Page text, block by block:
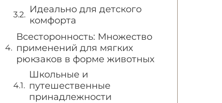
Идеально для детского
комфорта
Всесторонность: Множество
применений для мягких
рюкзаков в форме животных
Школьные и
путешественные
принадлежности